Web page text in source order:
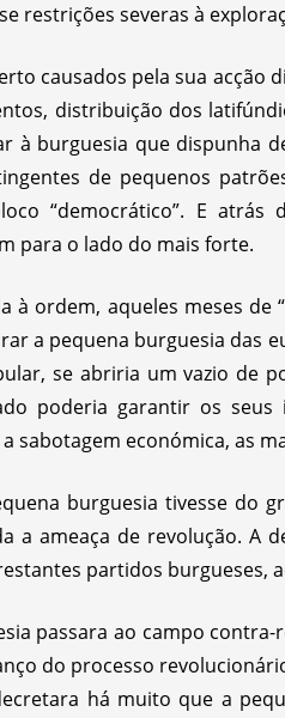
restrições severas à
causados pela sua acção
distribuição dos
à burguesia que dispunha
de pequenos
“democrático”. E atrás
para o lado do mais forte.
à ordem, aqueles meses
a pequena burguesia das
se abriria um vazio de
poderia garantir os seus
sabotagem económica, as
burguesia tivesse do
a ameaça de revolução. A
partidos burgueses,
passara ao campo
do processo
há muito que a